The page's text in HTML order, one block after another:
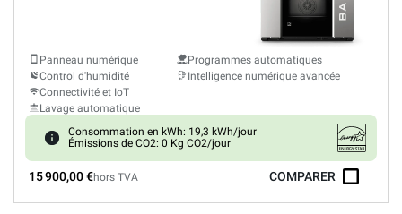
Panneau numérique
Control d'humidité
Connectivité et IoT
Lavage automatique
Programmes automatiques
Intelligence numérique avancée
Consommation en kWh: 19,3 kWh/jour
Émissions de CO2: 0 Kg CO2/jour
15 900,00 €hors TVA COMPARER